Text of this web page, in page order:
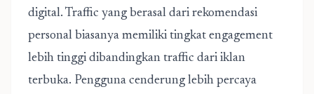
digital. Traffic yang berasal dari rekomendasi
personal biasanya memiliki tingkat engagement
lebih tinggi dibandingkan traffic dari iklan
terbuka. Pengguna cenderung lebih percaya